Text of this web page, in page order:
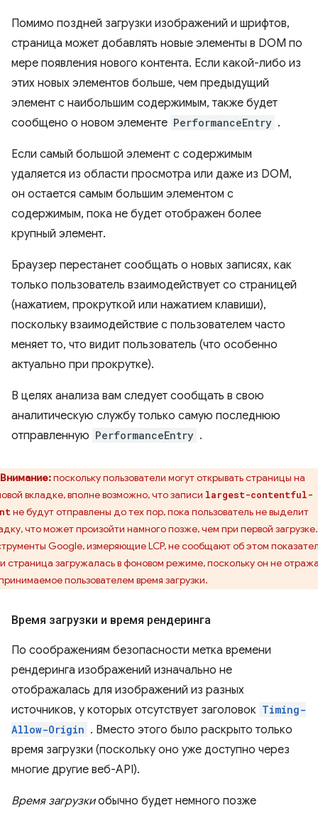
Помимо поздней загрузки изображений и шрифтов,
страница может добавлять новые элементы в DOM по
мере появления нового контента. Если какой-либо из
этих новых элементов больше, чем предыдущий
элемент с наибольшим содержимым, также будет
сообщено о новом элементе PerformanceEntry .
Если самый большой элемент с содержимым
удаляется из области просмотра или даже из DOM,
он остается самым большим элементом с
содержимым, пока не будет отображен более
крупный элемент.
Браузер перестанет сообщать о новых записях, как
только пользователь взаимодействует со страницей
(нажатием, прокруткой или нажатием клавиши),
поскольку взаимодействие с пользователем часто
меняет то, что видит пользователь (что особенно
актуально при прокрутке).
В целях анализа вам следует сообщать в свою
аналитическую службу только самую последнюю
отправленную PerformanceEntry .
Внимание:поскольку пользователи могут открывать страницы на
вкладке, вполне возможно, что записи largest-contentful-
не будут отправлены до тех пор, пока пользователь не выделит
что может произойти намного позже, чем при первой загрузке.
Google, измеряющие LCP, не сообщают об этом
страница загружалась в фоновом режиме, поскольку он не
пользователем время загрузки.
Время загрузки и время рендеринга
По соображениям безопасности метка времени
рендеринга изображений изначально не
отображалась для изображений из разных
источников, у которых отсутствует заголовок Timing-
Allow-Origin . Вместо этого было раскрыто только
время загрузки (поскольку оно уже доступно через
многие другие веб-API).
Время загрузкиобычно будет немного позже